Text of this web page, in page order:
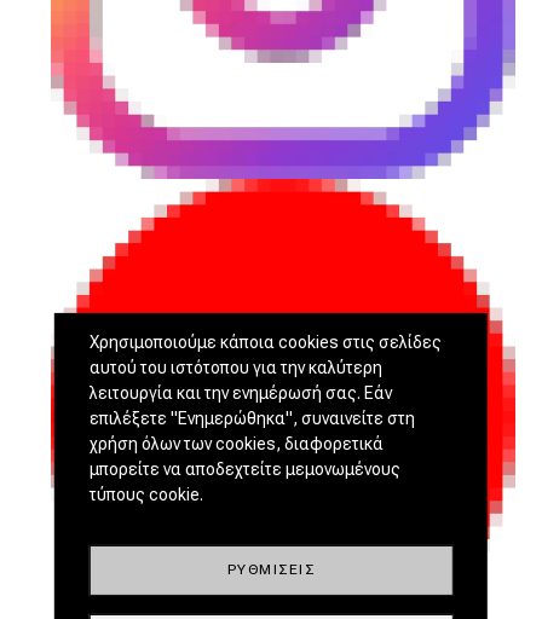
Χρησιμοποιούμε κάποια cookies στις σελίδες
αυτού του ιστότοπου για την καλύτερη
λειτουργία και την ενημέρωσή σας. Εάν
επιλέξετε "Ενημερώθηκα", συναινείτε στη
χρήση όλων των cookies, διαφορετικά
μπορείτε να αποδεχτείτε μεμονωμένους
τύπους cookie.
ΡΥΘΜΊΣΕΙΣ